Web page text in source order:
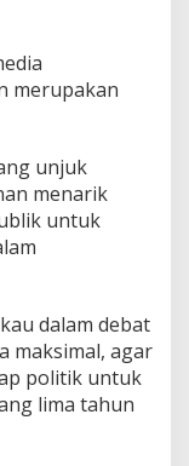
merupakan
unjuk
menarik
untuk
dalam debat
maksimal, agar
politik untuk
lima tahun